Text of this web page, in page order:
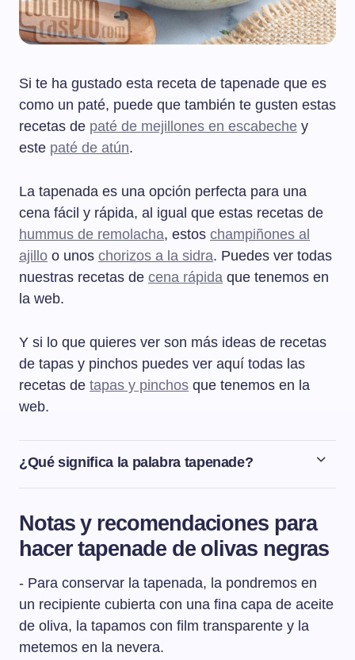
Si te ha gustado esta receta de tapenade que es
como un paté, puede que también te gusten estas
recetas de paté de mejillones en escabeche y
este paté de atún.
La tapenada es una opción perfecta para una
cena fácil y rápida, al igual que estas recetas de
hummus de remolacha, estos champiñones al
ajillo o unos chorizos a la sidra. Puedes ver todas
nuestras recetas de cena rápida que tenemos en
la web.
Y si lo que quieres ver son más ideas de recetas
de tapas y pinchos puedes ver aquí todas las
recetas de tapas y pinchos que tenemos en la
web.
¿Qué significa la palabra tapenade?
El tapenade es una especie de paté de aceitunas
aperitivo acompañado de pan tostado para untar.
Notas y recomendaciones para
hacer tapenade de olivas negras
- Para conservar la tapenada, la pondremos en
un recipiente cubierta con una fina capa de aceite
de oliva, la tapamos con film transparente y la
metemos en la nevera.